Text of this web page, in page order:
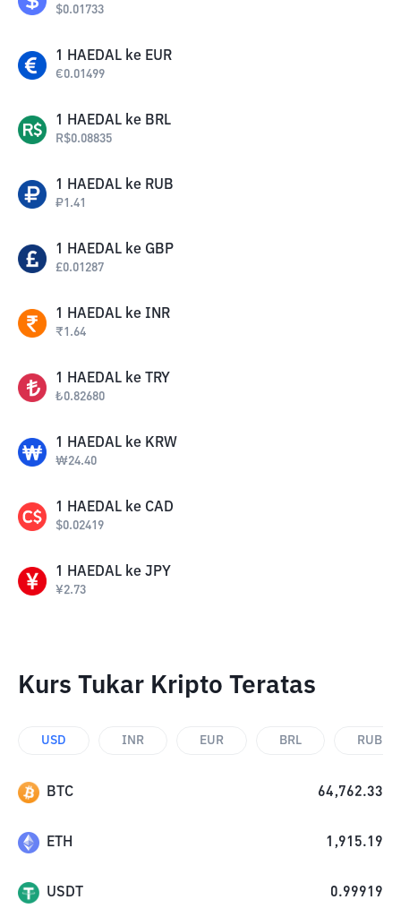
$0.01733
1 HAEDAL ke EUR
€0.01499
1 HAEDAL ke BRL
R$0.08835
1 HAEDAL ke RUB
₽1.41
1 HAEDAL ke GBP
£0.01287
1 HAEDAL ke INR
₹1.64
1 HAEDAL ke TRY
₺0.82680
1 HAEDAL ke KRW
₩24.40
1 HAEDAL ke CAD
$0.02419
1 HAEDAL ke JPY
¥2.73
Kurs Tukar Kripto Teratas
USD INR EUR BRL RUB
BTC 64,762.33
ETH 1,915.19
USDT 0.99919